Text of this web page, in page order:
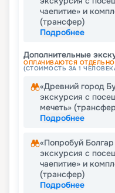
чаепитие» и
(трансфер)
Подробнее
Дополнительные
ОПЛАЧИВАЮТСЯ ОТДЕЛЬНО
(СТОИМОСТЬ ЗА 1
«Древний город
экскурсия с
мечеть»
Подробнее
«Попробуй
экскурсия с
чаепитие» и
(трансфер)
Подробнее